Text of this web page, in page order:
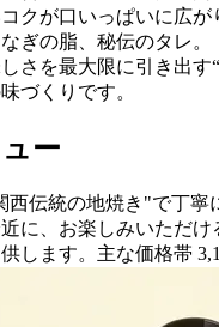
クが口いっぱいに広が
ぎの脂、秘伝のタレ。
さを最大限に引き出す
づくりです。
ー
西伝統の地焼き"で丁寧
に、お楽しみいただけ
します。主な価格帯